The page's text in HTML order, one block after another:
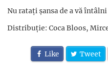
Nu ratați șansa de a vă
Distribuție: Coca Bloos,
Like Tweet